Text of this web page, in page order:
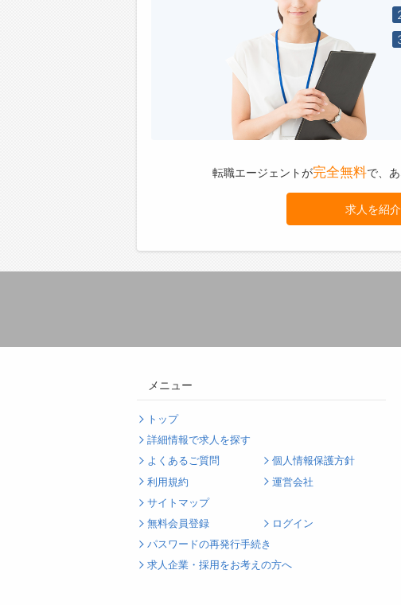
転職エージェントが完全無料で、
求人を紹
メニュー
トップ
詳細情報で求人を探す
よくあるご質問
個人情報保護方針
利用規約
運営会社
サイトマップ
無料会員登録
ログイン
パスワードの再発行手続き
求人企業・採用をお考えの方へ